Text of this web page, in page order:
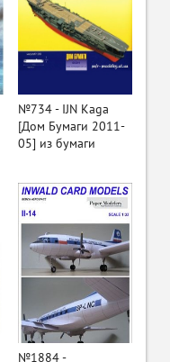
№734 - IJN Kaga
[Дом Бумаги 2011-
05] из бумаги
№1884 -